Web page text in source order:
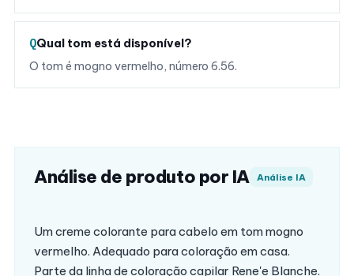
Qual tom está disponível?
O tom é mogno vermelho, número 6.56.
Análise de produto por IA Análise IA
Um creme colorante para cabelo em tom mogno
vermelho. Adequado para coloração em casa.
Parte da linha de coloração capilar Rene'e Blanche.